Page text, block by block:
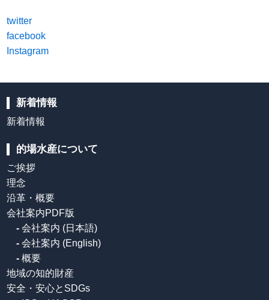
twitter
facebook
Instagram
新着情報
新着情報
的場水産について
ご挨拶
理念
沿革・概要
会社案内PDF版
- 会社案内 (日本語)
- 会社案内 (English)
- 概要
地域の知的財産
安全・安心とSDGs